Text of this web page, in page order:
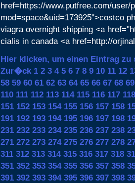
href=https://www.putfree.com/user/
mod=space&uid=173925">costco
viagra overnight shipping <a
cialis in canada <a href=http://
Hier klicken, um einen Eintrag zu
Zur�ck 1 2 3 4 5 6 7 8 9 10 11 12
58 59 60 61 62 63 64 65 66 67 68 69
110 111 112 113 114 115 116 117 118
151 152 153 154 155 156 157 158
191 192 193 194 195 196 197 198
231 232 233 234 235 236 237 238
271 272 273 274 275 276 277 278
311 312 313 314 315 316 317 318
351 352 353 354 355 356 357 358
391 392 393 394 395 396 397 398